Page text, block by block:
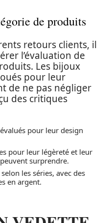
de produits
retours clients, il
l’évaluation de
Les bijoux
pour leur
de ne pas négliger
des critiques
pour leur design
pour leur légèreté et leur
surprendre.
les séries, avec des
en argent.